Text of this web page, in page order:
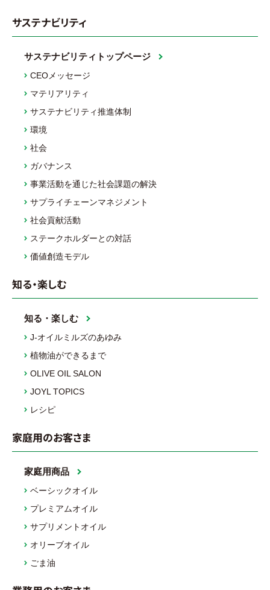
サステナビリティ
サステナビリティトップページ
CEOメッセージ
マテリアリティ
サステナビリティ推進体制
環境
社会
ガバナンス
事業活動を通じた社会課題の解決
サプライチェーンマネジメント
社会貢献活動
ステークホルダーとの対話
価値創造モデル
知る・楽しむ
知る・楽しむ
J-オイルミルズのあゆみ
植物油ができるまで
OLIVE OIL SALON
JOYL TOPICS
レシピ
家庭用のお客さま
家庭用商品
ベーシックオイル
プレミアムオイル
サプリメントオイル
オリーブオイル
ごま油